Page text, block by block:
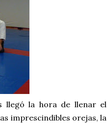
llegó la hora de llenar el
imprescindibles orejas, la